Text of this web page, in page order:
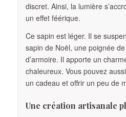
discret. Ainsi, la lumière
un effet féérique.
Ce sapin est léger. Il se
sapin de Noël, une poignée
d’armoire. Il apporte un
chaleureux. Vous pouvez
un cadeau et offrir un peu de
Une création artisanale